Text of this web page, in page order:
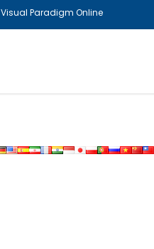
Visual Paradigm Online